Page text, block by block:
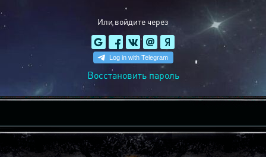
Или войдите через
Восстановить пароль